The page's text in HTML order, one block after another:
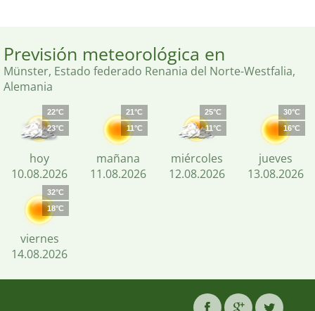
Previsión meteorológica en
Münster, Estado federado Renania del Norte-Westfalia,
Alemania
22°C
23°C
hoy
10.08.2026
21°C
11°C
mañana
11.08.2026
25°C
11°C
miércoles
12.08.2026
30°C
16°C
jueves
13.08.2026
32°C
18°C
viernes
14.08.2026